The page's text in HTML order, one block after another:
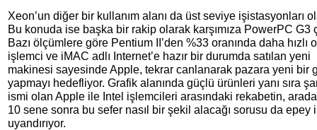
Xeon’un diğer bir kullanım alanı da üst seviye işistasyonları
Bu konuda ise başka bir rakip olarak karşımıza PowerPC G3
Bazı ölçümlere göre Pentium II’den %33 oranında daha hızlı
işlemci ve iMAC adlı Internet’e hazır bir durumda satılan yeni
makinesi sayesinde Apple, tekrar canlanarak pazara yeni bir
yapmayı hedefliyor. Grafik alanında güçlü ürünleri yanı sıra
ismi olan Apple ile Intel işlemcileri arasındaki rekabetin,
10 sene sonra bu sefer nasıl bir şekil alacağı sorusu da epey
uyandırıyor.